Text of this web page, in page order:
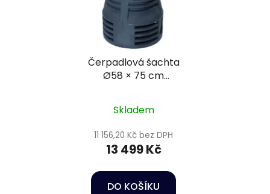
Čerpadlová šachta
Ø58 × 75 cm
Skladem
11 156,20 Kč bez DPH
13 499 Kč
DO KOŠÍKU